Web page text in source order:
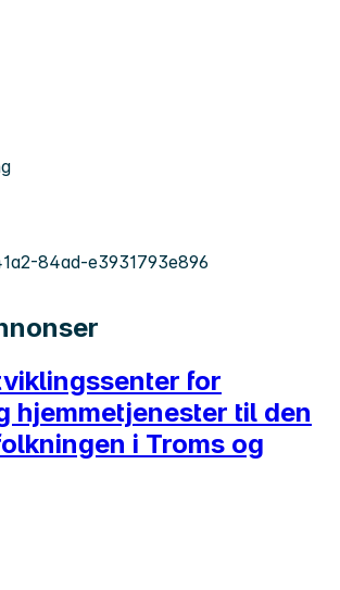
84ad-e3931793e896
for
hjemmetjenester til den
i Troms og